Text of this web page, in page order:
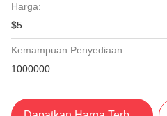
Harga:
$5
Kemampuan Penyediaan:
1000000